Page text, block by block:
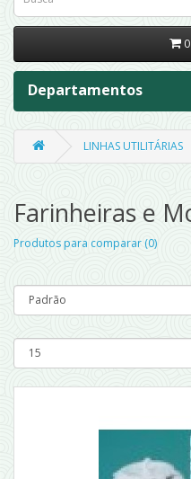
Departamentos
LINHAS UTILITÁRIAS
Farinheiras e
Produtos para comparar (0)